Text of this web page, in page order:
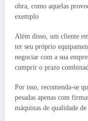
obra, como aquelas
exemplo
Além disso, um cliente
ter seu próprio
negociar com a sua
cumprir o prazo
Por isso, recomenda-se
pesadas apenas com
máquinas de qualidade